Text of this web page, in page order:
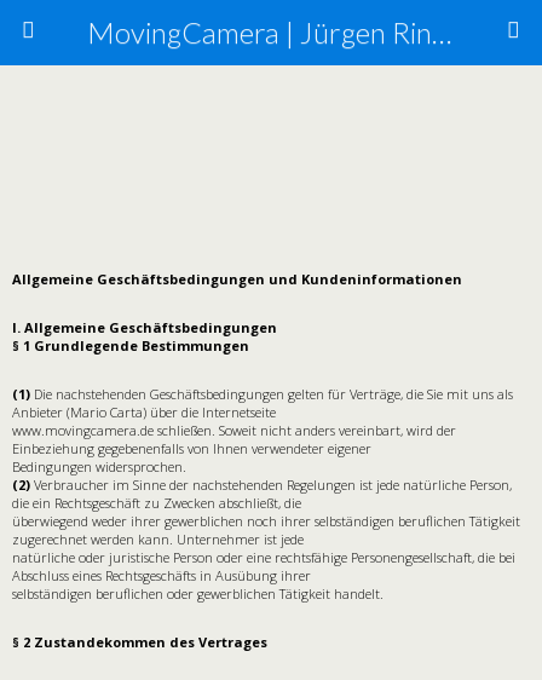
MovingCamera | Jürgen Ringmann, Mario Carta
Allgemeine Geschäftsbedingungen und Kundeninformationen
I. Allgemeine Geschäftsbedingungen
§ 1 Grundlegende Bestimmungen
(1) Die nachstehenden Geschäftsbedingungen gelten für Verträge, die Sie mit uns als
Anbieter (Mario Carta) über die Internetseite
www.movingcamera.de schließen. Soweit nicht anders vereinbart, wird der
Einbeziehung gegebenenfalls von Ihnen verwendeter eigener
Bedingungen widersprochen.
(2) Verbraucher im Sinne der nachstehenden Regelungen ist jede natürliche Person,
die ein Rechtsgeschäft zu Zwecken abschließt, die
überwiegend weder ihrer gewerblichen noch ihrer selbständigen beruflichen Tätigkeit
zugerechnet werden kann. Unternehmer ist jede
natürliche oder juristische Person oder eine rechtsfähige Personengesellschaft, die bei
Abschluss eines Rechtsgeschäfts in Ausübung ihrer
selbständigen beruflichen oder gewerblichen Tätigkeit handelt.
§ 2 Zustandekommen des Vertrages